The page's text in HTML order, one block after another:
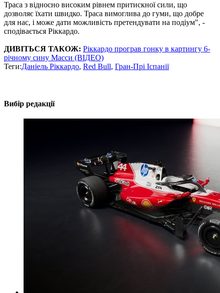
Траса з відносно високим рівнем притискної сили, що
дозволяє їхати швидко. Траса вимоглива до гуми, що добре
для нас, і може дати можливість претендувати на подіум", -
сподівається Ріккардо.
ДИВІТЬСЯ ТАКОЖ: Ріккардо програв гонку в картингу 6-
річному сину Масси (ВІДЕО)
Теги:Даніель Ріккардо, Red Bull, Гран-Прі Іспанії
Вибір редакції